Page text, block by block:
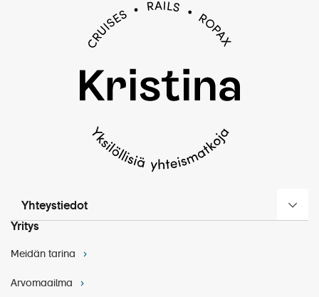
Yhteystiedot
Yritys
Meidän tarina
Arvomaailma